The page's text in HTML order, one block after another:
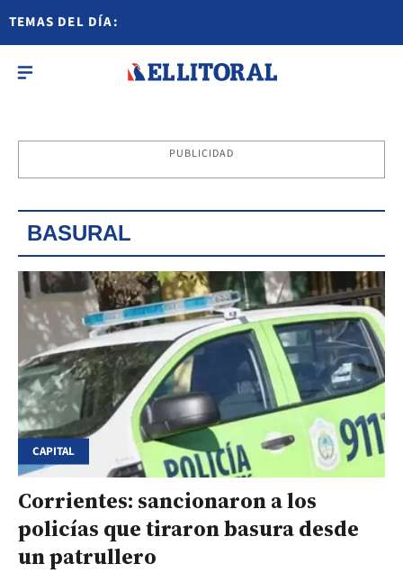
TEMAS DEL DÍA:
PUBLICIDAD
BASURAL
CAPITAL
Corrientes: sancionaron a los
policías que tiraron basura desde
un patrullero